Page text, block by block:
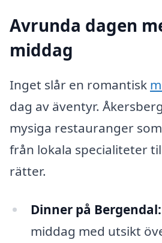
Avrunda dagen
middag
Inget slår en romantisk
dag av äventyr.
mysiga restauranger
från lokala specialiteter
rätter.
Dinner på Bergendal:
middag med utsikt